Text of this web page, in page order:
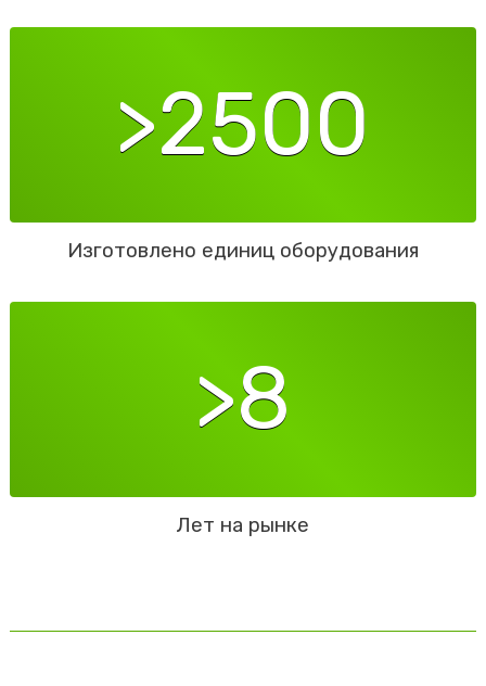
>2500
Изготовлено единиц оборудования
>8
Лет на рынке